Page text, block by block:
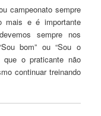
campeonato sempre
mais e é importante
sempre nos
bom” ou “Sou o
que o praticante não
continuar treinando